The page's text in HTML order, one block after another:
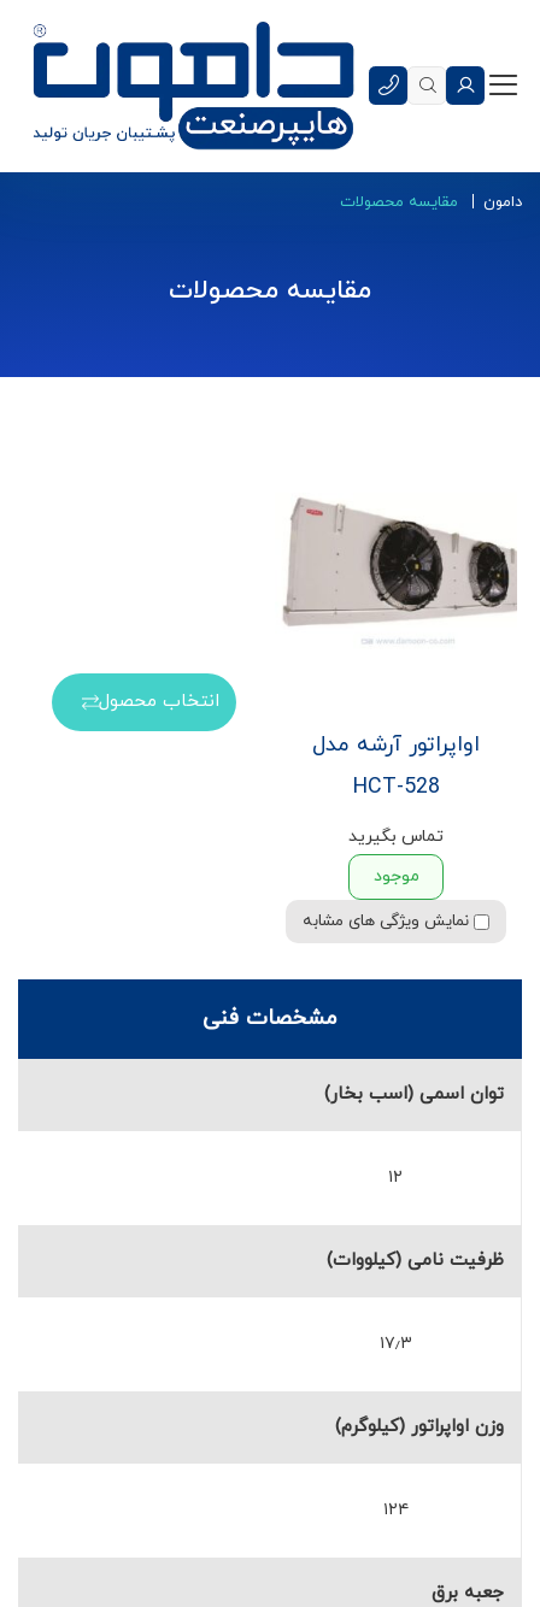
دامون مقایسه محصولات
مقایسه محصولات
اواپراتور آرشه مدل
HCT-528
تماس بگیرید
موجود
نمایش ویژگی های مشابه
انتخاب محصول
مشخصات فنی
توان اسمی (اسب بخار)
۱۲
ظرفیت نامی (کیلووات)
۱۷٫۳
وزن اواپراتور (کیلوگرم)
۱۲۴
جعبه برق